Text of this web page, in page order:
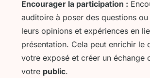
Encourager la participation :
auditoire à poser des questions
leurs opinions et expériences en
présentation. Cela peut enrichir le
votre exposé et créer un échange
votre public.